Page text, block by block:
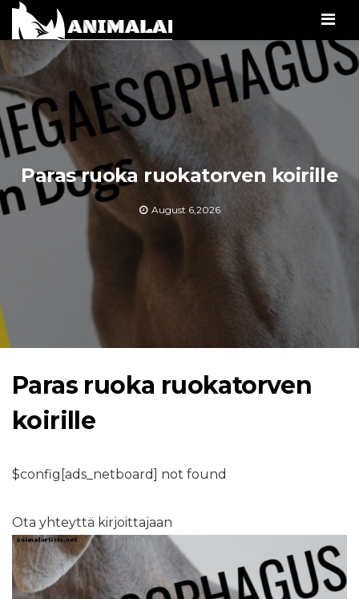
Paras ruoka ruokatorven koirille
August 6,2026
Paras ruoka ruokatorven
koirille
$config[ads_netboard] not found
Ota yhteyttä kirjoittajaan